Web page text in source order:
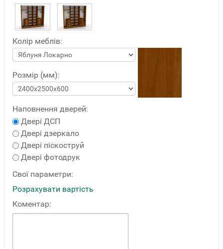
Колір меблів:
Розмір (мм):
Наповнення дверей:
Двері ДСП
Двері дзеркало
Двері піскоструй
Двері фотодрук
Свої параметри:
Розрахувати вартість
Коментар: